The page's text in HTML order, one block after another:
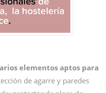
elementos aptos para
de agarre y paredes